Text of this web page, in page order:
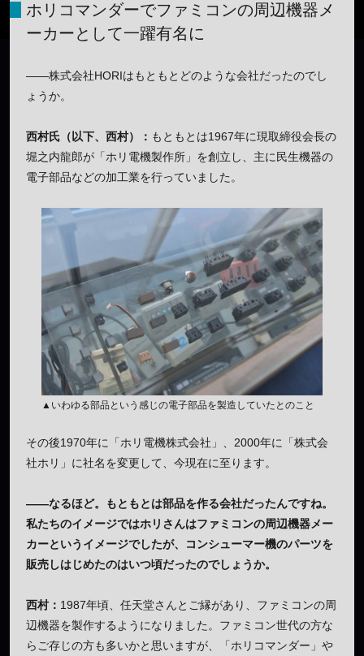
ホリコマンダーでファミコンの周辺機器メ
ーカーとして一躍有名に
——株式会社HORIはもともとどのような会社だったのでし
ょうか。
西村氏（以下、西村）： もともとは1967年に現取締役会長の
堀之内龍郎が「ホリ電機製作所」を創立し、主に民生機器の
電子部品などの加工業を行っていました。
▲いわゆる部品という感じの電子部品を製造していたとのこと
その後1970年に「ホリ電機株式会社」、2000年に「株式会
社ホリ」に社名を変更して、今現在に至ります。
——なるほど。もともとは部品を作る会社だったんですね。
私たちのイメージではホリさんはファミコンの周辺機器メー
カーというイメージでしたが、コンシューマー機のパーツを
販売しはじめたのはいつ頃だったのでしょうか。
西村： 1987年頃、任天堂さんとご縁があり、ファミコンの周
辺機器を製作するようになりました。ファミコン世代の方な
らご存じの方も多いかと思いますが、「ホリコマンダー」や